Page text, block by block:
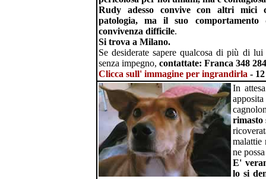
Rudy adesso convive con altri mici
patologia, ma il suo comportamento
convivenza difficile.
Si trova a Milano.
Se desiderate sapere qualcosa di più di
senza impegno, contattate: Franca 348
Clicca sull' immagine per ingrandirla -
In
rimasto
malattie
ne
E'
lo si